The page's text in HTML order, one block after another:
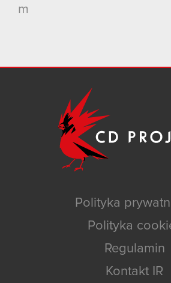
m
Polityka
Polityka
Regulamin
Kontakt IR